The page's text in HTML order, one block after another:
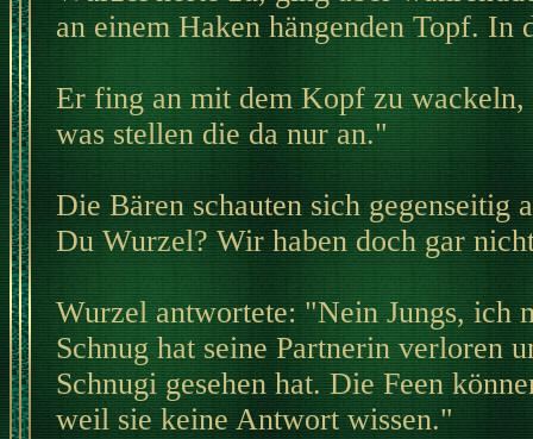
an einem Haken hängenden Topf. In
Er fing an mit dem Kopf zu wackeln,
was stellen die da nur an."
Die Bären schauten sich gegenseitig
Du Wurzel? Wir haben doch gar
Wurzel antwortete: "Nein Jungs, ich
Schnug hat seine Partnerin verloren
Schnugi gesehen hat. Die Feen
weil sie keine Antwort wissen."